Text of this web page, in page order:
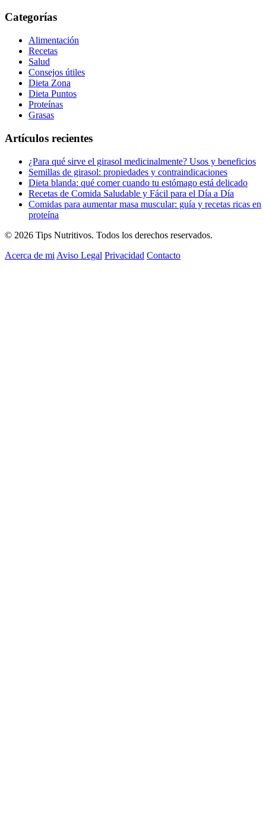
Categorías
Alimentación
Recetas
Salud
Consejos útiles
Dieta Zona
Dieta Puntos
Proteínas
Grasas
Artículos recientes
¿Para qué sirve el girasol medicinalmente? Usos y beneficios
Semillas de girasol: propiedades y contraindicaciones
Dieta blanda: qué comer cuando tu estómago está delicado
Recetas de Comida Saludable y Fácil para el Día a Día
Comidas para aumentar masa muscular: guía y recetas ricas en
proteína
© 2026 Tips Nutritivos. Todos los derechos reservados.
Acerca de mi Aviso Legal Privacidad Contacto